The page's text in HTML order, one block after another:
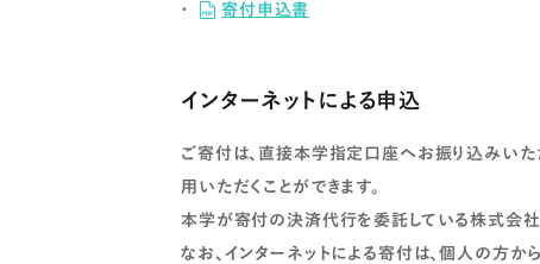
寄付申込書
インターネットによる申込
ご寄付は、直接本学指定口座へお振り込みいた
用いただくことができます。
本学が寄付の決済代行を委託している株式会社
なお、インターネットによる寄付は、個人の方